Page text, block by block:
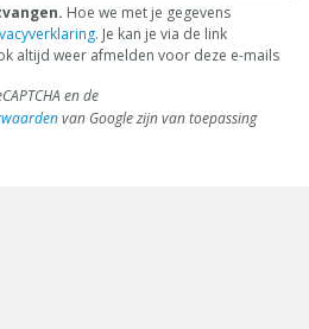
Hoe we met je gegevens
. Je kan je via de link
altijd weer afmelden voor deze e-mails
en de
van Google zijn van toepassing